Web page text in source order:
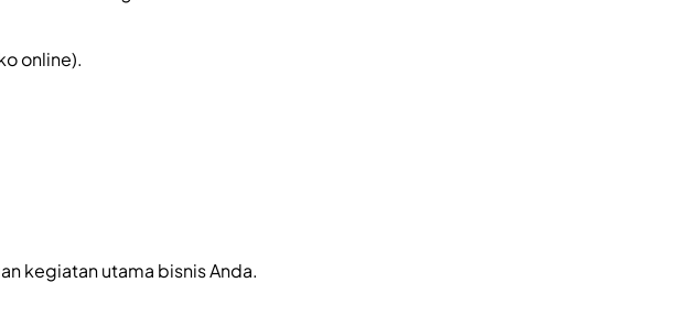
online).
kegiatan utama bisnis Anda.